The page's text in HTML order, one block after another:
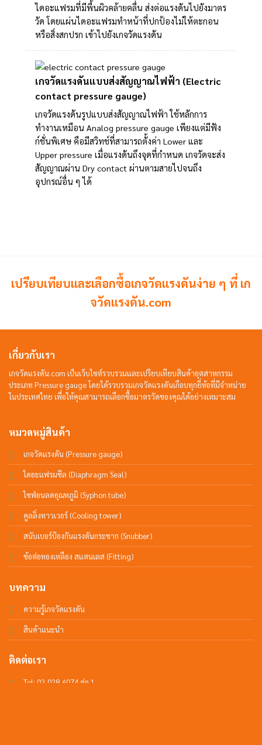
ไดอะแฟรมที่มีพื้นผิวคล้ายคลื่น ส่งต่อแรงดันไปยังมาตร
วัด โดยแผ่นไดอะแฟรมทำหน้าที่ปกป้องไม่ให้ตะกอน
หรือสิ่งสกปรก เข้าไปยังเกจวัดแรงดัน
เกจวัดแรงดันแบบส่งสัญญาณไฟฟ้า (Electric
contact pressure gauge)
เกจวัดแรงดันรูปแบบส่งสัญญาณไฟฟ้า ใช้หลักการ
ทำงานเหมือน Analog pressure gauge เพียงแต่มีฟัง
ก์ชั่นพิเศษ คือมีสวิทช์ที่สามารถตั้งค่า Lower และ
Upper pressure เมื่อแรงดันถึงจุดที่กำหนด เกจวัดจะส่ง
สัญญาณผ่าน Dry contact ผ่านตามสายไปจนถึง
อุปกรณ์อื่น ๆ ได้
เปรียบเทียบและเลือกซื้อเกจวัดแรงดันง่าย ๆ ที่ เก
จวัดแรงดัน.com
เกี่ยวกับเรา
เกจวัดแรงดัน.com เป็นเว็บไซต์รวบรวมและเปรียบเทียบสินค้าอุตสาหกรรม
ประเภท Pressure gauge โดยได้รวบรวมเกจวัดแรงดันเกือบทุกยี่ห้อที่มีจำหน่าย
ในประเทศไทย เพื่อให้คุณสามารถเลือกซื้อมาตรวัดของคุณได้อย่างเหมาะสม
หมวดหมู่สินค้า
เกจวัดแรงดัน (Pressure gauge)
ไดอะแฟรมซีล (Diaphragm Seal)
ไซฟ่อนลดอุณหภูมิ (Syphon tube)
คูลลิ่งทาวเวอร์ (Cooling tower)
สนับเบอร์ป้องกันแรงดันกระชาก (Snubber)
ข้อต่อทองเหลือง สแตนเลส (Fitting)
บทความ
ความรู้เกจวัดแรงดัน
สินค้าแนะนำ
ติดต่อเรา
Tel: 02-028-6074 ต่อ 1